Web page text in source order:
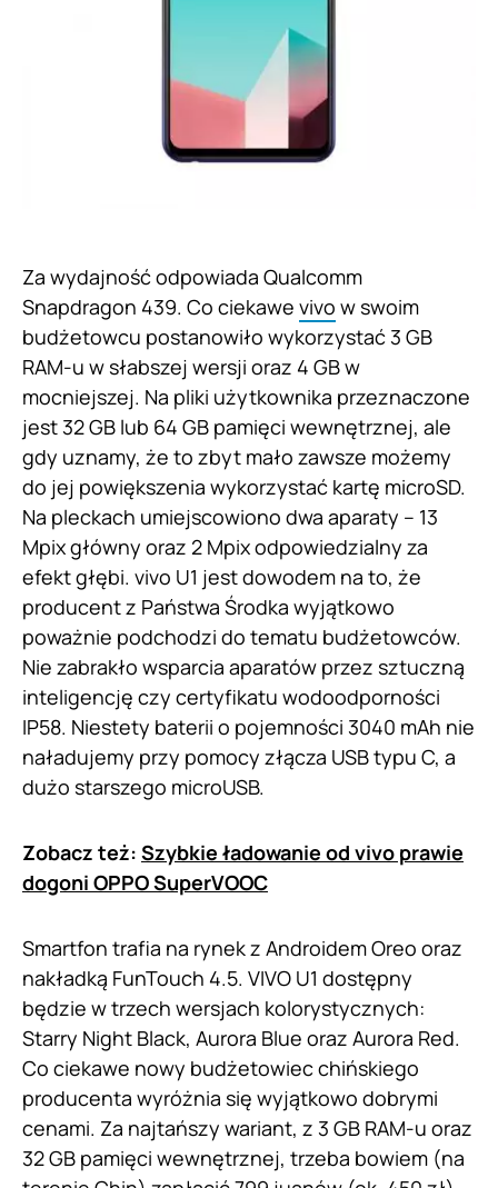
Za wydajność odpowiada Qualcomm
Snapdragon 439. Co ciekawe vivo w swoim
budżetowcu postanowiło wykorzystać 3 GB
RAM-u w słabszej wersji oraz 4 GB w
mocniejszej. Na pliki użytkownika przeznaczone
jest 32 GB lub 64 GB pamięci wewnętrznej, ale
gdy uznamy, że to zbyt mało zawsze możemy
do jej powiększenia wykorzystać kartę microSD.
Na pleckach umiejscowiono dwa aparaty – 13
Mpix główny oraz 2 Mpix odpowiedzialny za
efekt głębi. vivo U1 jest dowodem na to, że
producent z Państwa Środka wyjątkowo
poważnie podchodzi do tematu budżetowców.
Nie zabrakło wsparcia aparatów przez sztuczną
inteligencję czy certyfikatu wodoodporności
IP58. Niestety baterii o pojemności 3040 mAh nie
naładujemy przy pomocy złącza USB typu C, a
dużo starszego microUSB.
Zobacz też: Szybkie ładowanie od vivo prawie
dogoni OPPO SuperVOOC
Smartfon trafia na rynek z Androidem Oreo oraz
nakładką FunTouch 4.5. VIVO U1 dostępny
będzie w trzech wersjach kolorystycznych:
Starry Night Black, Aurora Blue oraz Aurora Red.
Co ciekawe nowy budżetowiec chińskiego
producenta wyróżnia się wyjątkowo dobrymi
cenami. Za najtańszy wariant, z 3 GB RAM-u oraz
32 GB pamięci wewnętrznej, trzeba bowiem (na